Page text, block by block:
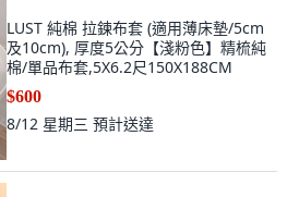
LUST 純棉 拉鍊布套 (適用薄床墊/5cm
及10cm), 厚度5公分【淺粉色】精梳純
棉/單品布套,5X6.2尺150X188CM
$600
8/12 星期三 預計送達